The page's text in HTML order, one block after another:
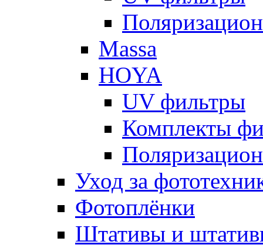
Massa
HOYA
UV фильтры
Комплекты
Уход за
Фотоплёнки
Штативы и